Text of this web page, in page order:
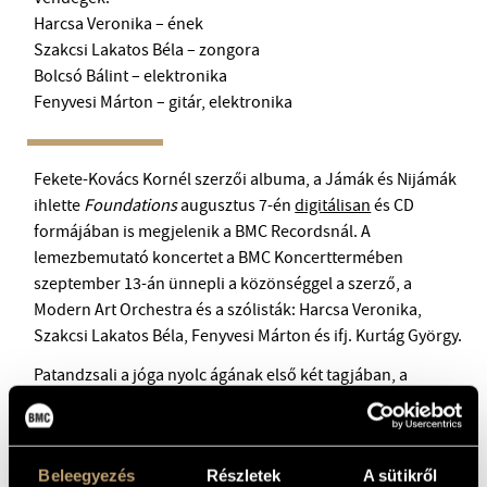
Beleegyezés Részletek A sütikről
Harcsa Veronika – ének
Szakcsi Lakatos Béla – zongora
Bolcsó Bálint – elektronika
Fenyvesi Márton – gitár, elektronika
Fekete-Kovács Kornél szerzői albuma, a Jámák és Nijámák
ihletteFoundationsaugusztus 7-éndigitálisanés CD
formájában is megjelenik a BMC Recordsnál. A
lemezbemutató koncertet a BMC Koncerttermében
szeptember 13-án ünnepli a közönséggel a szerző, a
Modern Art Orchestra és a szólisták: Harcsa Veronika,
Szakcsi Lakatos Béla, Fenyvesi Márton és ifj. Kurtág György.
Patandzsali a jóga nyolc ágának első két tagjában, a
Jámákban és Nijámákban foglalta össze a „jógikus” lét
alapvető szabályait, melyek a követendő emberi viselkedés-
és gondolkodásmódokra vonatkoznak. A kétszer öt
pontból álló rendszer sok hasonlóságot mutat a más